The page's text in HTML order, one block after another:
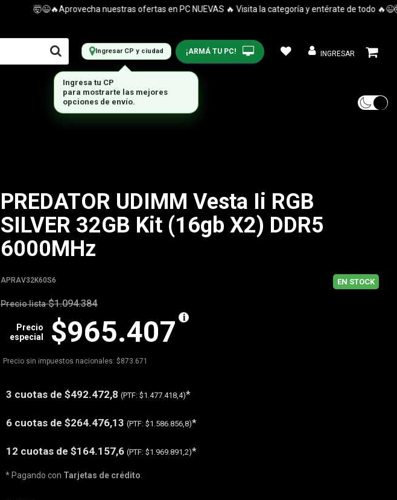
🤯😉🔥Aprovecha nuestras ofertas en PC NUEVAS 🔥 Visita la categoría y entérate de todo 🔥😉🤯
Ingresar CP y ciudad ¡ARMÁ TU PC! INGRESAR
PREDATOR UDIMM Vesta Ii RGB
SILVER 32GB Kit (16gb X2) DDR5
6000MHz
APRAV32K60S6 EN STOCK
Precio lista $1.094.384
$965.407
Precio
especial
Precio sin impuestos nacionales: $873.671
3 cuotas de $492.472,8 (PTF: $1.477.418,4)*
6 cuotas de $264.476,13 (PTF: $1.586.856,8)*
12 cuotas de $164.157,6 (PTF: $1.969.891,2)*
* Pagando con Tarjetas de crédito